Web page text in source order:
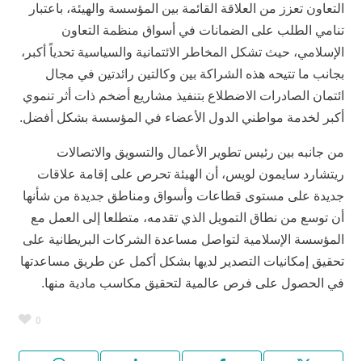
التعاون تعزز من العلاقة القائمة بين المؤسسة والهيئة، باعتبار
تنامي الطلب على الضمانات في أسواق منظمة التعاون
الإسلامي، حيث تشكل المخاطر الائتمانية والسياسية تحدياً أكبر،
بجانب ما تتيحه هذه الشراكة بين وكالتين رائدتين في مجال
ائتمان الصادرات الاضطلاع بتنفيذ مشاريع أضخم ذات أثر تنموي
أكبر لخدمة مواطني الدول الأعضاء في المؤسسة بشكل أفضل.
من جانبه بين رئيس تطوير الأعمال والتسويق والاتصالات
ريتشارد سايمون لويس، أن الهيئة تحرص على إقامة علاقات
جديدة على مستوى قطاعات وأسواق ومناطق جديدة من شأنها
أن توسع من نطاق التمويل الذي تقدمه، متطلعا إلى العمل مع
المؤسسة الإسلامية لتواصل مساعدة الشركات البريطانية على
تحقيق إمكانيات التصدير لديها بشكل أكمل عن طريق مساعدتها
في الحصول على فرص عالمية لتحقيق مكاسب مادية منها.
0